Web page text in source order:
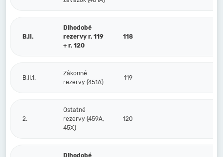
B.II.
Dlhodobé
rezervy r. 119
+ r. 120
118
B.II.1.
Zákonné
rezervy (451A)
119
2.
Ostatné
rezervy (459A,
45X)
120
Dlhodobé